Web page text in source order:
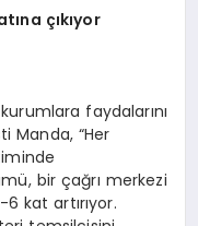
çıkıyor
faydalarını
Manda, “Her
bir çağrı merkezi
6 kat artırıyor.